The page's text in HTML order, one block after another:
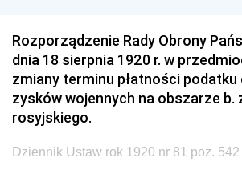
1929 1928
1926 1925
1923 1922
Rozporządzenie Rady Obrony
dnia 18 sierpnia 1920 r. w
zmiany terminu płatności podatku
zysków wojennych na obszarze b.
rosyjskiego.
Dziennik Ustaw rok 1920 nr 81 poz. 542